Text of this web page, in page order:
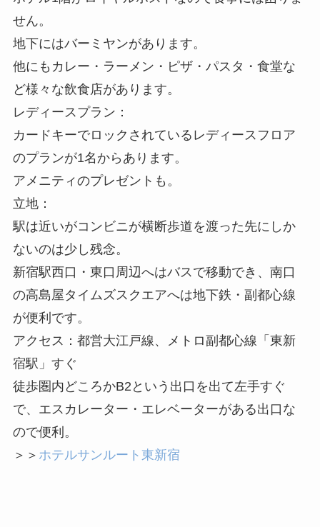
せん。
地下にはバーミヤンがあります。
他にもカレー・ラーメン・ピザ・パスタ・食堂な
ど様々な飲食店があります。
レディースプラン：
カードキーでロックされているレディースフロア
のプランが1名からあります。
アメニティのプレゼントも。
立地：
駅は近いがコンビニが横断歩道を渡った先にしか
ないのは少し残念。
新宿駅西口・東口周辺へはバスで移動でき、南口
の高島屋タイムズスクエアへは地下鉄・副都心線
が便利です。
アクセス：都営大江戸線、メトロ副都心線「東新
宿駅」すぐ
徒歩圏内どころかB2という出口を出て左手すぐ
で、エスカレーター・エレベーターがある出口な
ので便利。
＞＞ ホテルサンルート東新宿